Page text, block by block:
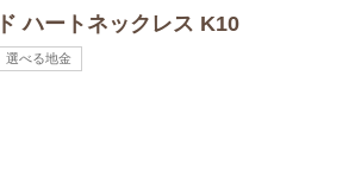
ハートネックレス K10
選べる地金